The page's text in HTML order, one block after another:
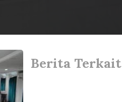
Berita Terkait